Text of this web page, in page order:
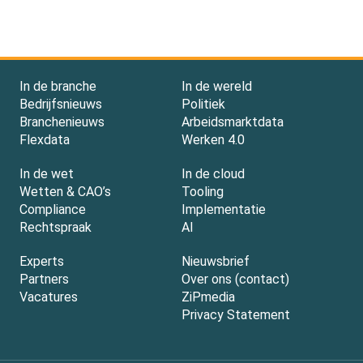
In de branche
Bedrijfsnieuws
Branchenieuws
Flexdata
In de wereld
Politiek
Arbeidsmarktdata
Werken 4.0
In de wet
Wetten & CAO’s
Compliance
Rechtspraak
In de cloud
Tooling
Implementatie
AI
Experts
Partners
Vacatures
Nieuwsbrief
Over ons (contact)
ZiPmedia
Privacy Statement